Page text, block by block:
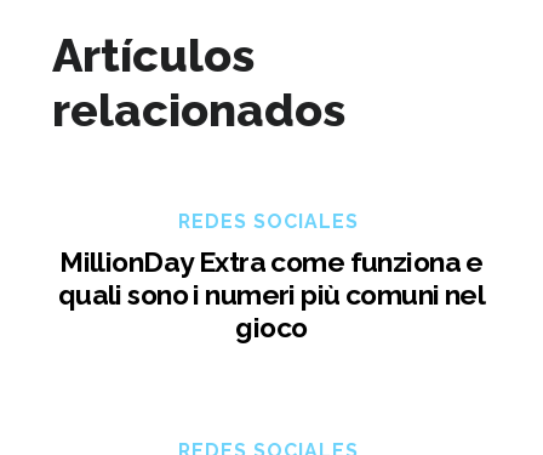
Artículos
relacionados
REDES SOCIALES
MillionDay Extra come funziona e
quali sono i numeri più comuni nel
gioco